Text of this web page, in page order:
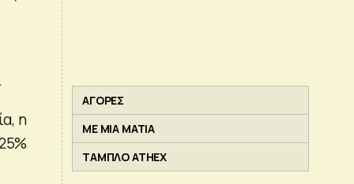
η
ΑΓΟΡΕΣ
ΜΕ ΜΙΑ ΜΑΤΙΑ
ΤΑΜΠΛΟ ATHEX